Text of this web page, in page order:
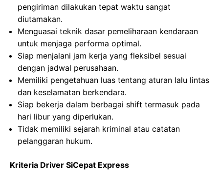
pengiriman dilakukan tepat waktu sangat
diutamakan.
Menguasai teknik dasar pemeliharaan kendaraan
untuk menjaga performa optimal.
Siap menjalani jam kerja yang fleksibel sesuai
dengan jadwal perusahaan.
Memiliki pengetahuan luas tentang aturan lalu lintas
dan keselamatan berkendara.
Siap bekerja dalam berbagai shift termasuk pada
hari libur yang diperlukan.
Tidak memiliki sejarah kriminal atau catatan
pelanggaran hukum.
Kriteria Driver SiCepat Express